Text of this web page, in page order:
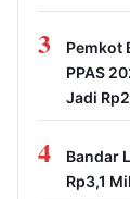
3
Pemkot
PPAS
Jadi
4
Bandar
Rp3,1